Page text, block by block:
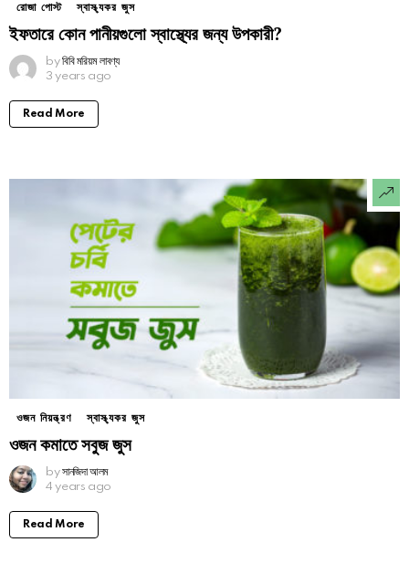
রোজা পোস্ট স্বাস্থ্যকর জুস
ইফতারে কোন পানীয়গুলো স্বাস্থ্যের জন্য উপকারী?
by বিবি মরিয়ম লাবণ্য
3 years ago
Read More
ওজন নিয়ন্ত্রণ স্বাস্থ্যকর জুস
ওজন কমাতে সবুজ জুস
by সানজিদা আলম
4 years ago
Read More